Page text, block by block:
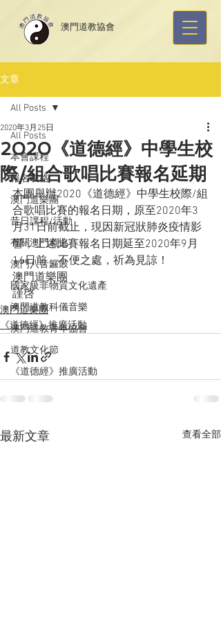
​澳門道教協會
文章
All Posts
本會課程
報名表格
澳門道樂團
昔日課程/活動
有關澳門道協
澳門八音鑼鼓
國家級非物質文化遺產
澳門道教科儀音樂
澳門道教青年協會
道教文化節
《道德經》推廣活動
All Posts
2020《道德經》中學生校
際/組合歌唱比賽報名延期
2020年3月25日
本團舉辦2020《道德經》中學生校際/組
合歌唱比賽的報名日期，原至2020年3
月31日前截止，現因新冠狀肺炎疫情影
響，上述比賽報名日期延至2020年9月
16日前，不便之處，祈為見諒！
澳門道樂團
謹啓
澳門道樂團
《道德經》推廣活動
最新文章 查看全部